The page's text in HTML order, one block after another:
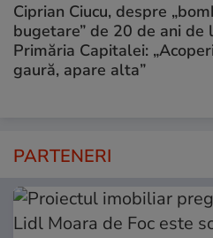
Ciprian Ciucu, despre
bugetare” de 20 de ani de
Primăria Capitalei:
gaură, apare alta”
PARTENERI